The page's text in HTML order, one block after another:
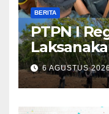
BERITA
PTPN I
Mumbul
Glantangan
6 AGUSTUS